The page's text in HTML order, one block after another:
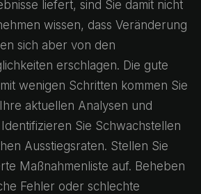
liefert, sind Sie damit nicht
wissen, dass Veränderung
sich aber von den
erschlagen. Die gute
wenigen Schritten kommen Sie
aktuellen Analysen und
Sie Schwachstellen
Ausstiegsraten. Stellen Sie
Maßnahmenliste auf. Beheben
Fehler oder schlechte